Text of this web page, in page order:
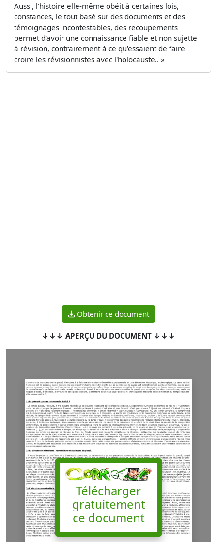
Aussi, l'histoire elle-même obéit à certaines lois,
constances, le tout basé sur des documents et des
témoignages incontestables, des recoupements
permet d'avoir une connaissance fiable et non sujette
à révision, contrairement à ce qu'essaient de faire
croire les révisionnistes avec l'holocauste.. »
Obtenir ce document
↓↓↓ APERÇU DU DOCUMENT ↓↓↓
Télécharger
gratuitement
ce document